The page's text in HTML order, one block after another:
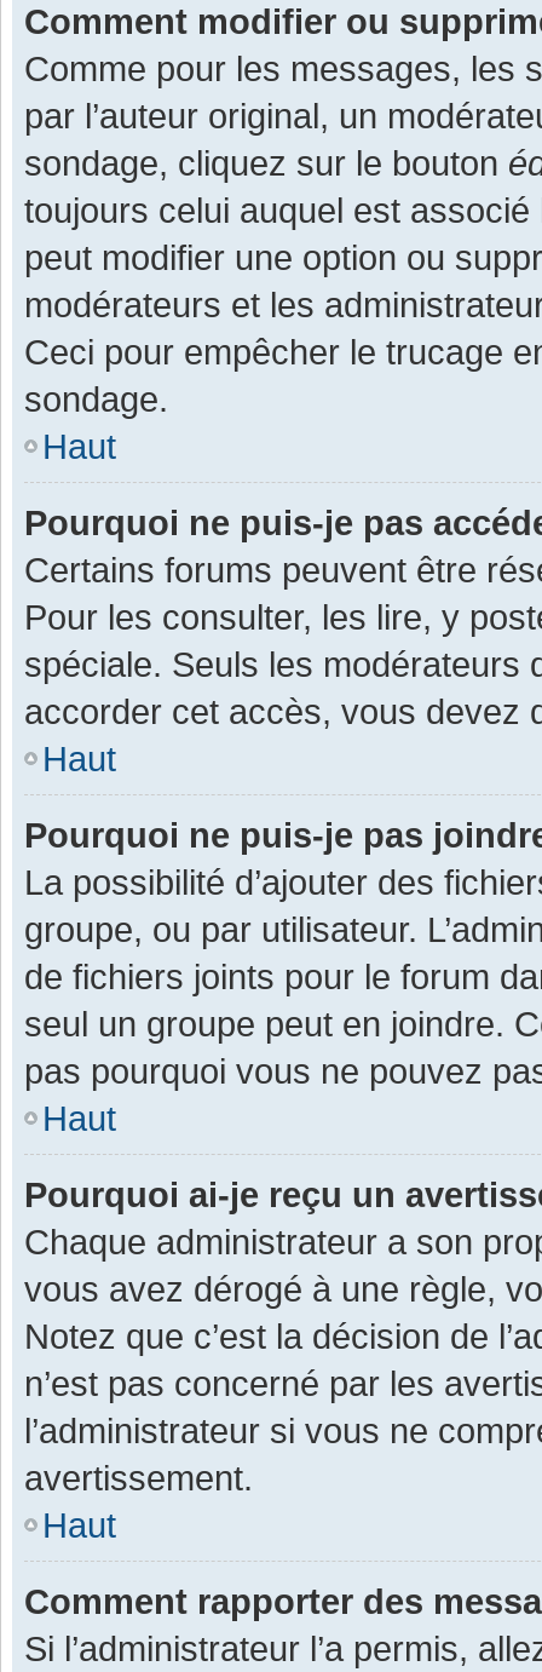
Comment modifier ou
Comme pour les messages, les
par l’auteur original, un
sondage, cliquez sur le bouton
toujours celui auquel est associé
peut modifier une option ou
modérateurs et les
Ceci pour empêcher le trucage
sondage.
Haut
Pourquoi ne puis-je pas
Certains forums peuvent être
Pour les consulter, les lire, y
spéciale. Seuls les modérateurs
accorder cet accès, vous devez
Haut
Pourquoi ne puis-je pas
La possibilité d’ajouter des
groupe, ou par utilisateur.
de fichiers joints pour le forum
seul un groupe peut en joindre.
pas pourquoi vous ne pouvez
Haut
Pourquoi ai-je reçu un
Chaque administrateur a son
vous avez dérogé à une règle,
Notez que c’est la décision de
n’est pas concerné par les
l’administrateur si vous ne
avertissement.
Haut
Comment rapporter des
Si l’administrateur l’a permis,